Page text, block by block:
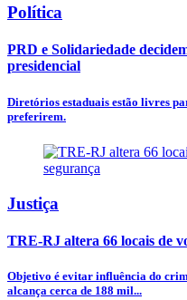
Política
PRD e Solidariedade
presidencial
Diretórios estaduais estão livres
preferirem.
Justiça
TRE-RJ altera 66 locais de
Objetivo é evitar influência do
alcança cerca de 188 mil...